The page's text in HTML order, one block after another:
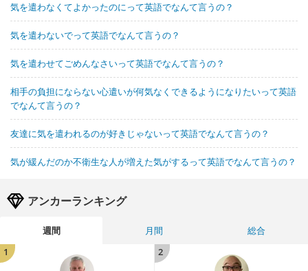
気を遣わなくてよかったのにって英語でなんて言うの？
気を遣わないでって英語でなんて言うの？
気を遣わせてごめんなさいって英語でなんて言うの？
相手の負担にならない心遣いが何気なくできるようになりたいって英語
でなんて言うの？
友達に気を遣われるのが好きじゃないって英語でなんて言うの？
気が緩んだのか不衛生な人が増えた気がするって英語でなんて言うの？
アンカーランキング
週間 月間
総合
1
2